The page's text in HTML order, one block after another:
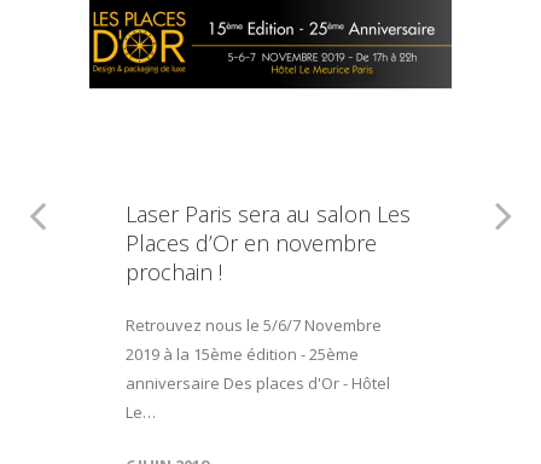
Laser Paris sera au salon Les
Places d’Or en novembre
prochain !
Retrouvez nous le 5/6/7 Novembre
2019 à la 15ème édition - 25ème
anniversaire Des places d'Or - Hôtel
Le…